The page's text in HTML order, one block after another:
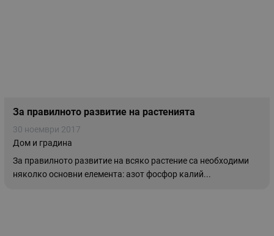
За правилното развитие на растенията
30 ноември 2017
Дом и градина
За правилното развитие на всяко растение са необходими
няколко основни елемента: азот фосфор калий...